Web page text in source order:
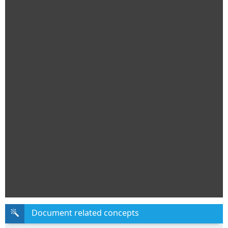
Document related concepts